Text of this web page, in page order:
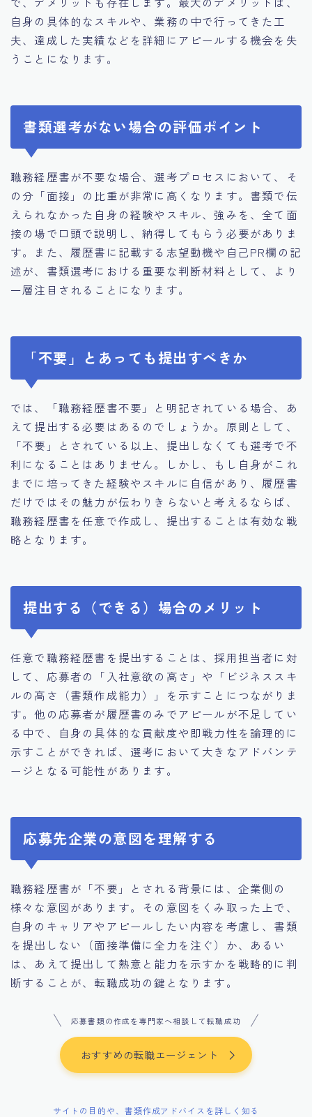
自身の具体的なスキルや、業務の中で行ってきた工
夫、達成した実績などを詳細にアピールする機会を失
うことになります。
書類選考がない場合の評価ポイント
職務経歴書が不要な場合、選考プロセスにおいて、そ
の分「面接」の比重が非常に高くなります。書類で伝
えられなかった自身の経験やスキル、強みを、全て面
接の場で口頭で説明し、納得してもらう必要がありま
す。また、履歴書に記載する志望動機や自己PR欄の記
述が、書類選考における重要な判断材料として、より
一層注目されることになります。
「不要」とあっても提出すべきか
では、「職務経歴書不要」と明記されている場合、あ
えて提出する必要はあるのでしょうか。原則として、
「不要」とされている以上、提出しなくても選考で不
利になることはありません。しかし、もし自身がこれ
までに培ってきた経験やスキルに自信があり、履歴書
だけではその魅力が伝わりきらないと考えるならば、
職務経歴書を任意で作成し、提出することは有効な戦
略となります。
提出する（できる）場合のメリット
任意で職務経歴書を提出することは、採用担当者に対
して、応募者の「入社意欲の高さ」や「ビジネススキ
ルの高さ（書類作成能力）」を示すことにつながりま
す。他の応募者が履歴書のみでアピールが不足してい
る中で、自身の具体的な貢献度や即戦力性を論理的に
示すことができれば、選考において大きなアドバンテ
ージとなる可能性があります。
応募先企業の意図を理解する
職務経歴書が「不要」とされる背景には、企業側の
様々な意図があります。その意図をくみ取った上で、
自身のキャリアやアピールしたい内容を考慮し、書類
を提出しない（面接準備に全力を注ぐ）か、あるい
は、あえて提出して熱意と能力を示すかを戦略的に判
断することが、転職成功の鍵となります。
応募書類の作成を専門家へ相談して転職成功
おすすめの転職エージェント
サイトの目的や、書類作成アドバイスを詳しく知る